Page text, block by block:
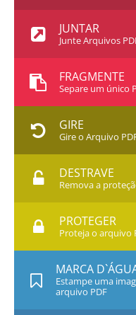
JUNTAR
Junte Arquivos
FRAGMENTE
Separe um único
GIRE
Gire o Arquivo
DESTRAVE
Remova a
PROTEGER
Proteja o arquivo
MARCA
Estampe uma
arquivo PDF